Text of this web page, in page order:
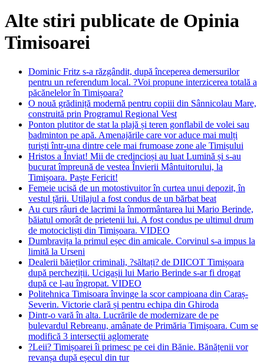
Alte stiri publicate de Opinia
Timisoarei
Dominic Fritz s-a răzgândit, după începerea demersurilor
pentru un referendum local. ?Voi propune interzicerea totală a
păcănelelor în Timișoara?
O nouă grădiniță modernă pentru copiii din Sânnicolau Mare,
construită prin Programul Regional Vest
Ponton plutitor de stat la plajă și teren gonflabil de volei sau
badminton pe apă. Amenajările care vor aduce mai mulți
turiști într-una dintre cele mai frumoase zone ale Timișului
Hristos a Înviat! Mii de credincioși au luat Lumină și s-au
bucurat împreună de vestea Învierii Mântuitorului, la
Timișoara. Paște Fericit!
Femeie ucisă de un motostivuitor în curtea unui depozit, în
vestul țării. Utilajul a fost condus de un bărbat beat
Au curs râuri de lacrimi la înmormântarea lui Mario Berinde,
băiatul omorât de prietenii lui. A fost condus pe ultimul drum
de motocicliști din Timișoara. VIDEO
Dumbravița la primul eșec din amicale. Corvinul s-a impus la
limită la Urseni
Dealerii băieților criminali, ?săltați? de DIICOT Timișoara
după percheziții. Ucigașii lui Mario Berinde s-ar fi drogat
după ce l-au îngropat. VIDEO
Politehnica Timisoara învinge la scor campioana din Caraș-
Severin. Victorie clară și pentru echipa din Ghiroda
Dintr-o vară în alta. Lucrările de modernizare de pe
bulevardul Rebreanu, amânate de Primăria Timișoara. Cum se
modifică 3 intersecții aglomerate
?Leii? Timișoarei îi primesc pe cei din Bănie. Bănățenii vor
revanșa după eșecul din tur